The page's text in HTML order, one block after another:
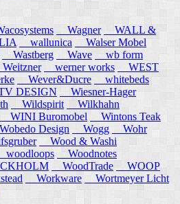
Wagner
WALL &
wallunica
Walser Mobel
Wastberg Wave
wb form
werner works
WEST
Wever&Ducre
whitebeds
DESIGN
Wiesner-Hager
Wildspirit
Wilkhahn
WINI Buromobel
Wintons Teak
Design Wogg
Wohr
Wood & Washi
woodloops
Woodnotes
WoodTrade
WOOP
Workware
Wortmeyer Licht